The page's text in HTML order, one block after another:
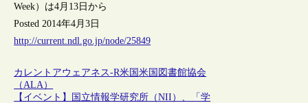
Week）は4月13日から
Posted 2014年4月3日
http://current.ndl.go.jp/node/25849
カレントアウェアネス-R米国米国図書館協会
（ALA）
【イベント】国立情報学研究所（NII）、「学